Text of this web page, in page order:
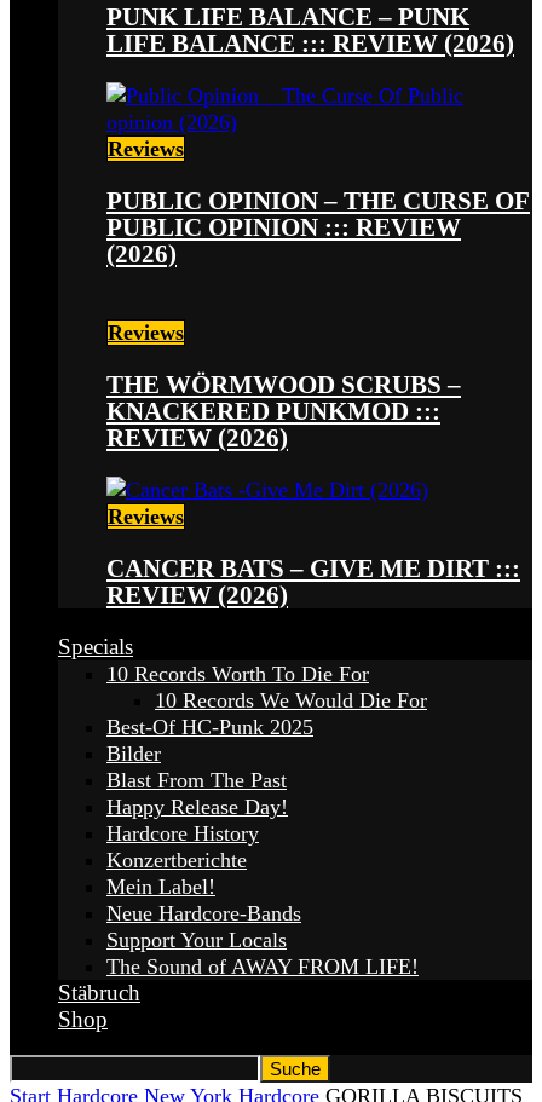
PUNK LIFE BALANCE – PUNK
LIFE BALANCE ::: REVIEW (2026)
Reviews
PUBLIC OPINION – THE CURSE OF
PUBLIC OPINION ::: REVIEW
(2026)
Reviews
THE WÖRMWOOD SCRUBS –
KNACKERED PUNKMOD :::
REVIEW (2026)
Reviews
CANCER BATS – GIVE ME DIRT :::
REVIEW (2026)
Specials
10 Records Worth To Die For
10 Records We Would Die For
Best-Of HC-Punk 2025
Bilder
Blast From The Past
Happy Release Day!
Hardcore History
Konzertberichte
Mein Label!
Neue Hardcore-Bands
Support Your Locals
The Sound of AWAY FROM LIFE!
Stäbruch
Shop
Start Hardcore New York Hardcore GORILLA BISCUITS